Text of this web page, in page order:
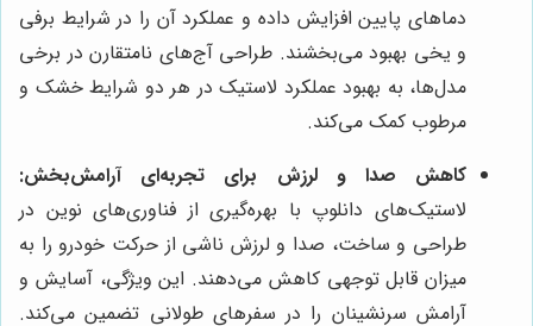
دماهای پایین افزایش داده و عملکرد آن را در شرایط برفی
و یخی بهبود می‌بخشند. طراحی آج‌های نامتقارن در برخی
مدل‌ها، به بهبود عملکرد لاستیک در هر دو شرایط خشک و
مرطوب کمک می‌کند.
کاهش صدا و لرزش برای تجربه‌ای آرامش‌بخش:
لاستیک‌های دانلوپ با بهره‌گیری از فناوری‌های نوین در
طراحی و ساخت، صدا و لرزش ناشی از حرکت خودرو را به
میزان قابل توجهی کاهش می‌دهند. این ویژگی، آسایش و
آرامش سرنشینان را در سفرهای طولانی تضمین می‌کند.